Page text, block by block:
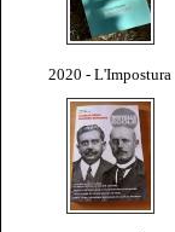
2020 - L'Impostura